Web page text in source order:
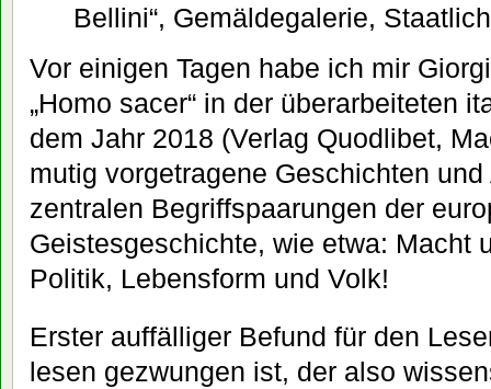
Bellini“, Gemäldegalerie,
Vor einigen Tagen habe ich mir
„Homo sacer“ in der überarbeiteten
dem Jahr 2018 (Verlag Quodlibet,
mutig vorgetragene Geschichten
zentralen Begriffspaarungen der
Geistesgeschichte, wie etwa: Macht
Politik, Lebensform und Volk!
Erster auffälliger Befund für den
lesen gezwungen ist, der also